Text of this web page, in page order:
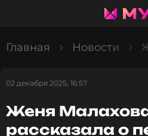
Главная Новости
02 декабря 2025, 16:57
Женя
рассказала о